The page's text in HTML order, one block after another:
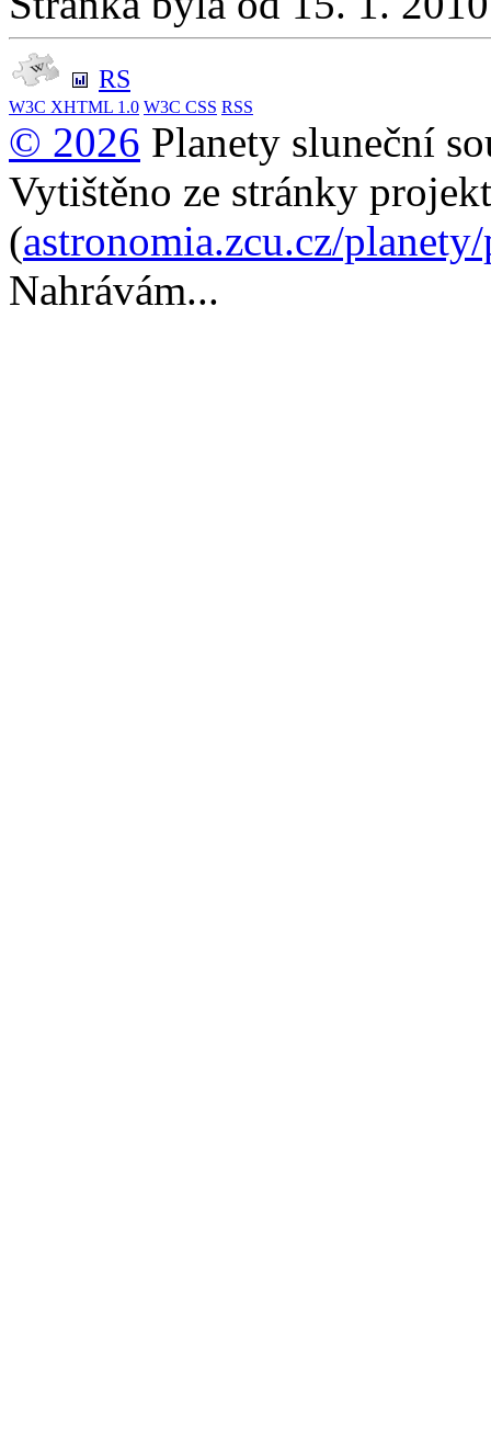
RS
W3C XHTML 1.0 W3C CSS RSS
© 2026 Planety sluneční
Vytištěno ze stránky
(astronomia.zcu.cz/
Nahrávám...